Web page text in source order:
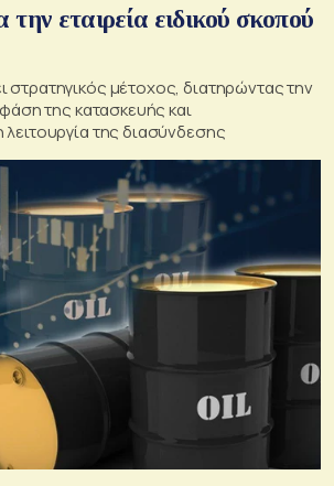
εταιρεία ειδικού σκοπού
μέτοχος, διατηρώντας την
της κατασκευής και
της διασύνδεσης